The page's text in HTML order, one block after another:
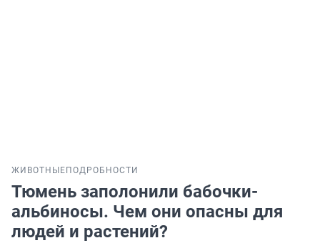
ЖИВОТНЫЕ ПОДРОБНОСТИ
Тюмень заполонили бабочки-
альбиносы. Чем они опасны для
людей и растений?